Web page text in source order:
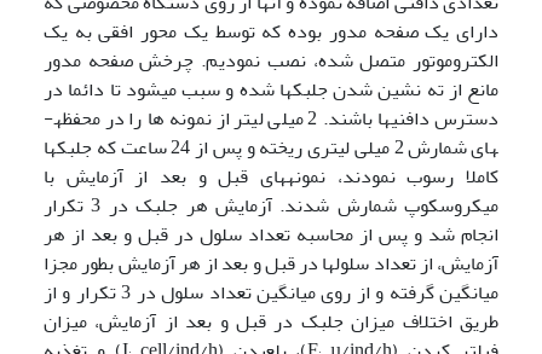
دارای یک صفحه مدور بوده که توسط یک محور افقی به یک
الکتروموتور متصل شده، نصب نمودیم. چرخش صفحه مدور
مانع از ته نشین شدن جلبکها شده و سبب می­شود تا دائما در
دسترس دافنی­ها باشند. 2 میلی لیتر از نمونه ها را در محفظه­
های شمارش 2 میلی لیتری ریخته و پس از 24 ساعت که جلبکها
کاملا رسوب نمودند، نمونه­های قبل و بعد از آزمایش با
میکروسکوپ شمارش شدند. آزمایش هر جلبک در 3 تکرار
انجام شد و پس از محاسبه تعداد سلول در قبل و بعد از هر
آزمایش، از تعداد سلولها در قبل و بعد از هر آزمایش بطور مجزا
میانگین گرفته و از روی میانگین تعداد سلول در 3 تکرار و از
طریق اختلاف میزان جلبک در قبل و بعد از آزمایش، میزان